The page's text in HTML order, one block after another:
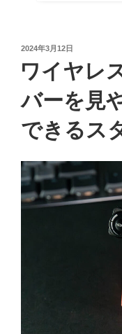
投
日:
2024年3月12日
ワイヤレ
バーを見
できるス